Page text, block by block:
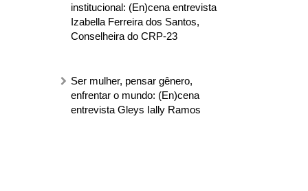
institucional: (En)cena entrevista
Izabella Ferreira dos Santos,
Conselheira do CRP-23
Ser mulher, pensar gênero,
enfrentar o mundo: (En)cena
entrevista Gleys Ially Ramos